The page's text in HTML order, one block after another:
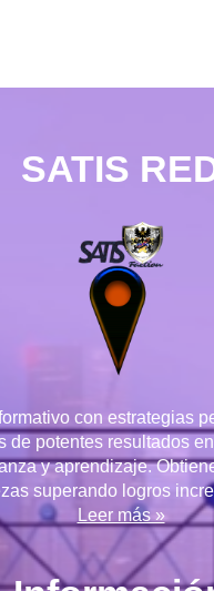
SATIS
con estrategias
de potentes resultados
y aprendizaje.
superando logros
Leer más »